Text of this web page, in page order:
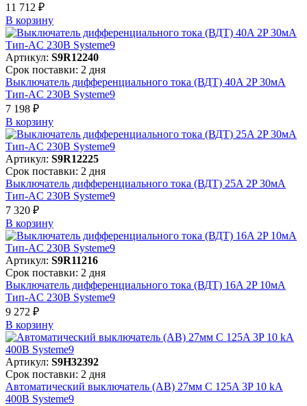
11 712 ₽
В корзинy
Артикул: S9R12240
Срок поставки: 2 дня
Выключатель дифференциального тока (ВДТ) 40A 2P 30мА
Тип-AC 230В Systeme9
7 198 ₽
В корзинy
Артикул: S9R12225
Срок поставки: 2 дня
Выключатель дифференциального тока (ВДТ) 25A 2P 30мА
Тип-AC 230В Systeme9
7 320 ₽
В корзинy
Артикул: S9R11216
Срок поставки: 2 дня
Выключатель дифференциального тока (ВДТ) 16A 2P 10мА
Тип-AC 230В Systeme9
9 272 ₽
В корзинy
Артикул: S9H32392
Срок поставки: 2 дня
Автоматический выключатель (АВ) 27мм C 125A 3P 10 kA
400В Systeme9